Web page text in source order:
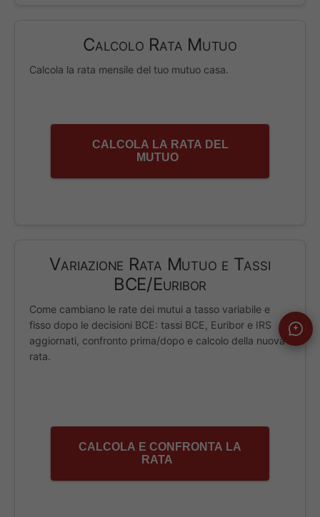
Calcolo Rata Mutuo
Calcola la rata mensile del tuo mutuo casa.
CALCOLA LA RATA DEL
MUTUO
Variazione Rata Mutuo e Tassi
BCE/Euribor
Come cambiano le rate dei mutui a tasso variabile e
fisso dopo le decisioni BCE: tassi BCE, Euribor e IRS
aggiornati, confronto prima/dopo e calcolo della nuova
rata.
CALCOLA E CONFRONTA LA
RATA